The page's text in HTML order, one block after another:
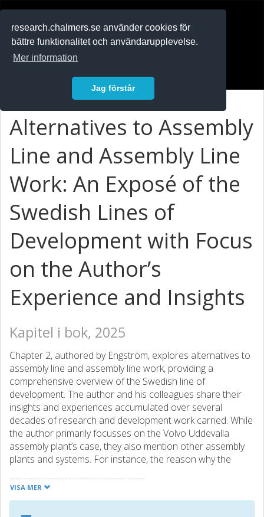
research.chalmers.se använder cookies för
bättre funktionalitet och användarupplevelse.
Mer information
Jag förstår
Alternatives to Assembly
Line and Assembly Line
Work: An Exposé of the
Swedish Lines of
Development with Focus
on the Author’s
Experience and Insights
Kapitel i bok, 2025
Chapter 2, authored by Engström, explores alternatives to
assembly line and assembly line work, providing a
comprehensive overview of the Swedish line of
development. The author and his colleagues share their
insights and experiences accumulated over several
decades of research and development work carried. While
the author primarily focusses on the Volvo Uddevalla
assembly plant’s case, they also mention other assembly
plants and systems. For instance, the reason why the
explained, as is an example that is detailed further by
treating the advanced material feeding technique, group
VISA MER